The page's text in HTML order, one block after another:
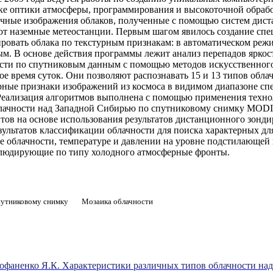
оптики атмосферы, программирования и высокоточной
изображения облаков, полученные с помощью систем
наземные метеостанции. Первым шагом явилось создание
облака по текстурным признакам: в автоматическом
В основе действия программы лежит анализ перепадов
по спутниковым данным с помощью методов
суток. Они позволяют распознавать 15 и 13 типов
признаки изображений из космоса в видимом диапазоне
алгоритмов выполнена с помощью применения
над Западной Сибирью по спутниковому снимку
на основе использования результатов дистанционного
классификации облачности для поиска характерных
облачности, температуре и давлении на уровне
по типу холодного атмосферные фронты.
снимку Мозаика облачности
Я.К. Характеристики различных типов облачности